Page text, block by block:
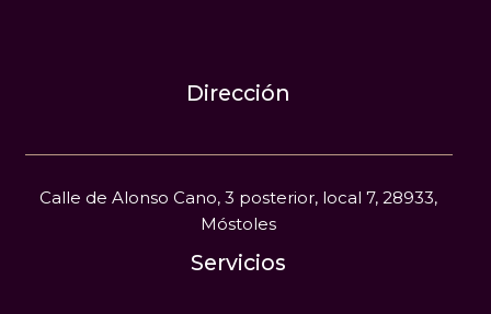
Dirección
Calle de Alonso Cano, 3 posterior, local 7, 28933,
Móstoles
Servicios